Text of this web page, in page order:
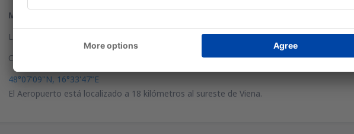
Metro:
Las paradas de taxis se encuentran en la salida de la zona de arribos, en el sector K3 del
Coordenadas para sistema de GPS:
48°07'09"N, 16°33'47"E
El Aeropuerto está localizado a 18 kilómetros al sureste de Viena.